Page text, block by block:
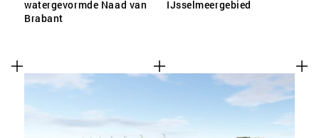
watergevormde Naad van
Brabant
IJsselmeergebied